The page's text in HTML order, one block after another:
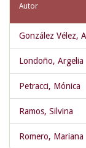
Autor
González Vélez,
Londoño, Argelia
Petracci, Mónica
Ramos, Silvina
Romero, Mariana